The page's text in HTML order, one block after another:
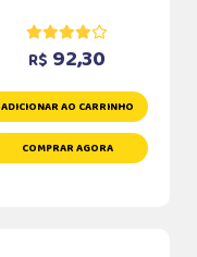
R$ 92,30
ADICIONAR AO CARRINHO
COMPRAR AGORA